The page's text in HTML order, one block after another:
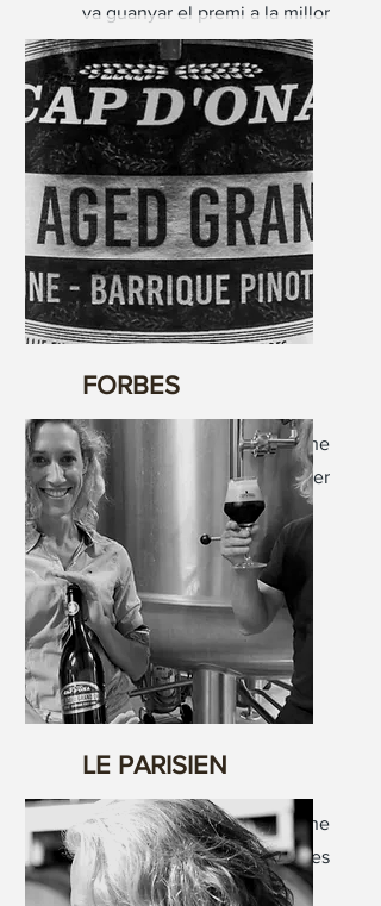
va guanyar el premi a la millor
cervesa negra del món als
World Beer Awards 2022.
FORBES
Voici la grande Championne
mondiale des World Beer
Awards.
LE PARISIEN
La bière brune championne
du monde qui déchaîne les
passions.